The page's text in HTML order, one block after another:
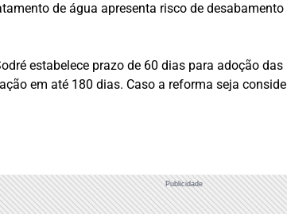
de água apresenta risco de
estabelece prazo de 60 dias para adoção
em até 180 dias. Caso a reforma seja
Publicidade